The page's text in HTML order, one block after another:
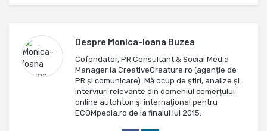
Despre Monica-Ioana Buzea
Cofondator, PR Consultant & Social Media
Manager la CreativeCreature.ro (agenție de
PR și comunicare). Mă ocup de ştiri, analize și
interviuri relevante din domeniul comerţului
online autohton şi internaţional pentru
ECOMpedia.ro de la finalul lui 2015.